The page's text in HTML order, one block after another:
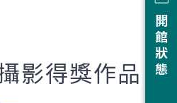
開館狀態
影得獎作品